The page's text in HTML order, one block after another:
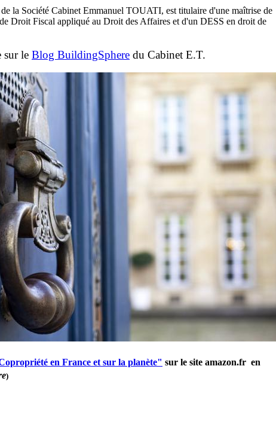
la Société Cabinet Emmanuel TOUATI, est titulaire d'une maîtrise de
Droit Fiscal appliqué au Droit des Affaires et d'un DESS en droit de
sur le Blog BuildingSphere du Cabinet E.T.
en France et sur la planète" sur le site amazon.fr en
)